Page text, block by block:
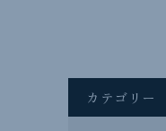
カテゴリー